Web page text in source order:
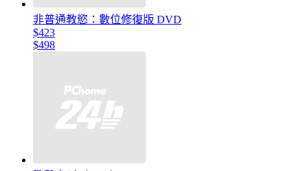
非普通教慾：數位修復版 DVD
$423
$498